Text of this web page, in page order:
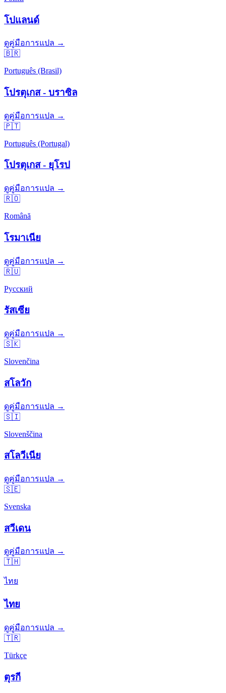
โปแลนด์
ดูคู่มือการแปล →
🇧🇷
Português (Brasil)
โปรตุเกส - บราซิล
ดูคู่มือการแปล →
🇵🇹
Português (Portugal)
โปรตุเกส - ยุโรป
ดูคู่มือการแปล →
🇷🇴
Română
โรมาเนีย
ดูคู่มือการแปล →
🇷🇺
Русский
รัสเซีย
ดูคู่มือการแปล →
🇸🇰
Slovenčina
สโลวัก
ดูคู่มือการแปล →
🇸🇮
Slovenščina
สโลวีเนีย
ดูคู่มือการแปล →
🇸🇪
Svenska
สวีเดน
ดูคู่มือการแปล →
🇹🇭
ไทย
ไทย
ดูคู่มือการแปล →
🇹🇷
Türkçe
ตุรกี